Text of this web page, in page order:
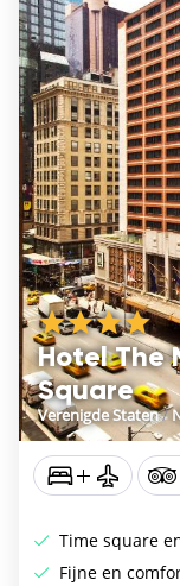
Hotel The
Square
Verenigde Staten/
Time square
Fijne en